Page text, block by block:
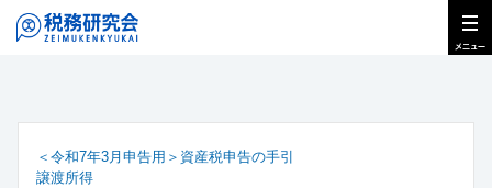
＜令和7年3月申告用＞資産税申告の手引
譲渡所得